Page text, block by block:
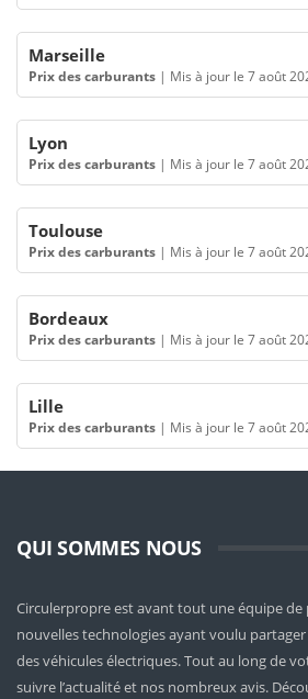
Marseille
Prix des carburants | Mis à jour le 7 août
Lyon
Prix des carburants | Mis à jour le 7 août
Toulouse
Prix des carburants | Mis à jour le 7 août
Bordeaux
Prix des carburants | Mis à jour le 7 août
Lille
Prix des carburants | Mis à jour le 7 août
QUI SOMMES NOUS
Circulerpropre est avant tout une équipe de
nouvelles technologies ayant voulu
des véhicules électriques. Tout au long de
suivre l’actualité et nos nombreux avis.